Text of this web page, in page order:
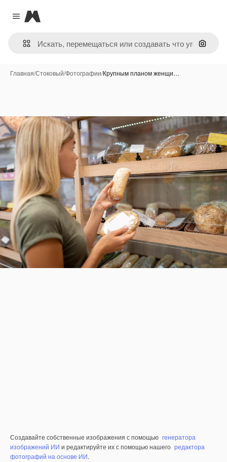
Close menu
Magnific
Поиск
Главная/Стоковый/Фотографии/Крупным планом женщи…
Создавайте собственные изображения с помощью генератора
изображений ИИ и редактируйте их с помощью нашего редактора
фотографий на основе ИИ.